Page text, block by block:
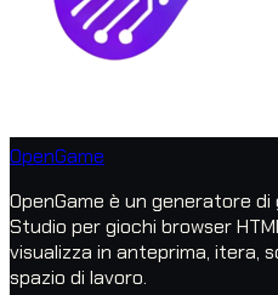
OpenGame
OpenGame è un generatore
Studio per giochi browser
visualizza in anteprima, itera,
spazio di lavoro.